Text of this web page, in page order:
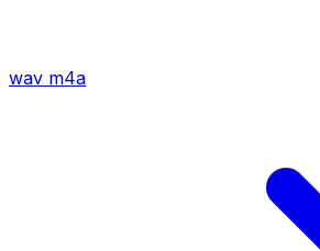
wav m4a